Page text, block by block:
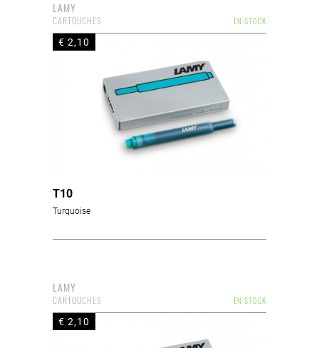
LAMY
EN STOCK
CARTOUCHES
€ 2,10
T10
Turquoise
LAMY
EN STOCK
CARTOUCHES
€ 2,10